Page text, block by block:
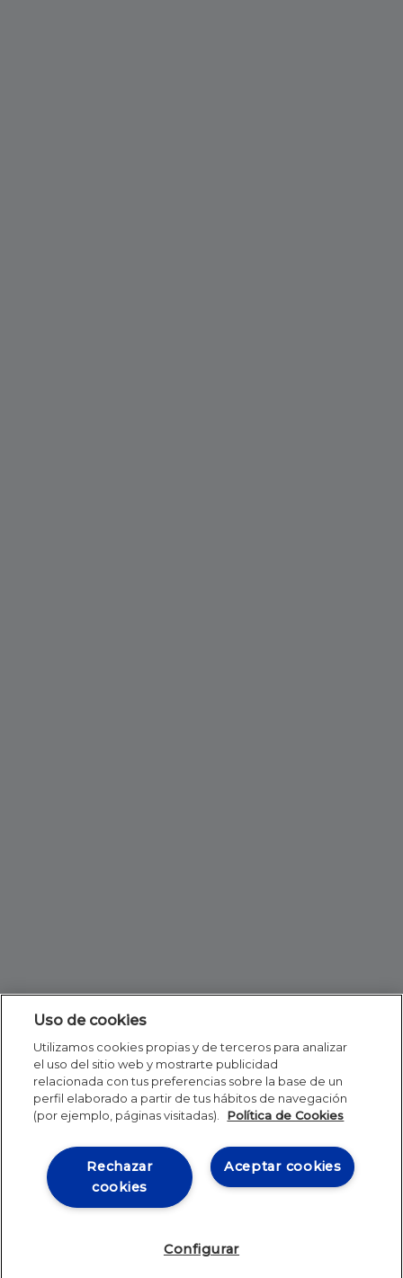
Uso de cookies
Utilizamos cookies propias y de terceros para analizar
el uso del sitio web y mostrarte publicidad
relacionada con tus preferencias sobre la base de un
perfil elaborado a partir de tus hábitos de navegación
(por ejemplo, páginas visitadas).
Política de Cookies
Aceptar cookies
Rechazar
cookies
Configurar